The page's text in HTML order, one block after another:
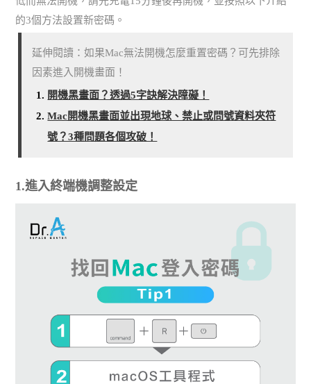
的3個方法設置新密碼。
延伸閱讀：如果Mac無法開機怎麼重置密碼？可先排除
因素進入開機畫面！
開機黑畫面？透過5字訣解決障礙！
Mac開機黑畫面並出現地球、禁止或問號資料夾符
號？3種問題各個攻破！
1.進入終端機調整設定